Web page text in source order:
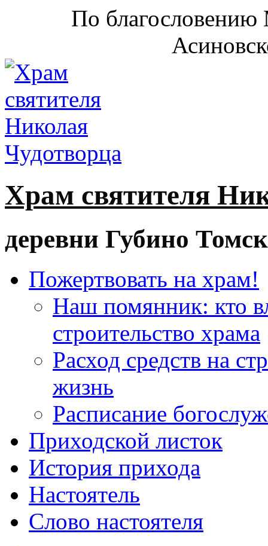
По благословению
Храм святителя
деревни Губино
Пожертвовать на храм!
Наш помянник: кто
строительство храма
Расход средств на
жизнь
Расписание
Приходской листок
История прихода
Настоятель
Слово настоятеля